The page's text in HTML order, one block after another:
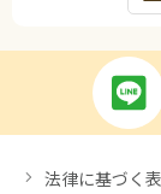
法律に基づく